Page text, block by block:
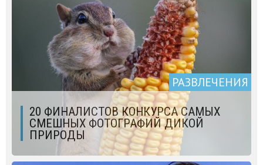
РАЗВЛЕЧЕНИЯ
20 ФИНАЛИСТОВ КОНКУРСА САМЫХ
СМЕШНЫХ ФОТОГРАФИЙ ДИКОЙ
ПРИРОДЫ